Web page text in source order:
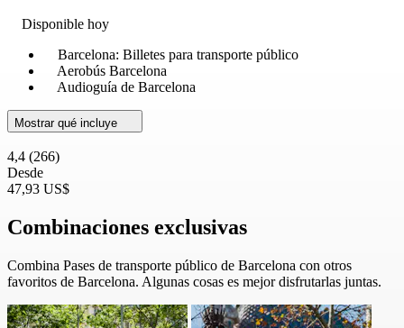
Disponible hoy
Barcelona: Billetes para transporte público
Aerobús Barcelona
Audioguía de Barcelona
Mostrar qué incluye
4,4 (266)
Desde
47,93 US$
Combinaciones exclusivas
Combina Pases de transporte público de Barcelona con otros
favoritos de Barcelona. Algunas cosas es mejor disfrutarlas juntas.